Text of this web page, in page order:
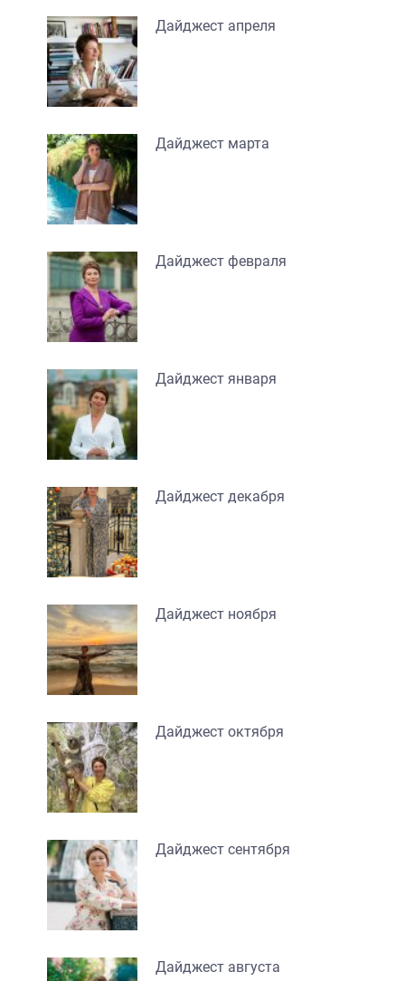
Дайджест апреля
Дайджест марта
Дайджест февраля
Дайджест января
Дайджест декабря
Дайджест ноября
Дайджест октября
Дайджест сентября
Дайджест августа